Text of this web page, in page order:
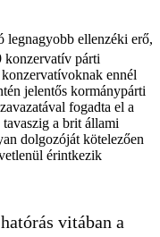
legnagyobb ellenzéki erő,
konzervatív párti
ennél
jelentős kormánypárti
fogadta el a
a brit állami
dolgozóját kötelezően
érintkezik
vitában a